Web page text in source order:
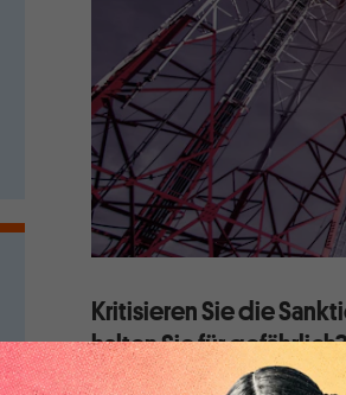
Kritisieren Sie die
halten Sie für
Dann sind sie